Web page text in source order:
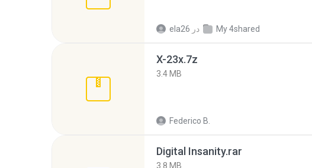
ela26 در My 4shared
X-23x.7z
3.4 MB
Federico B.
Digital Insanity.rar
3.8 MB